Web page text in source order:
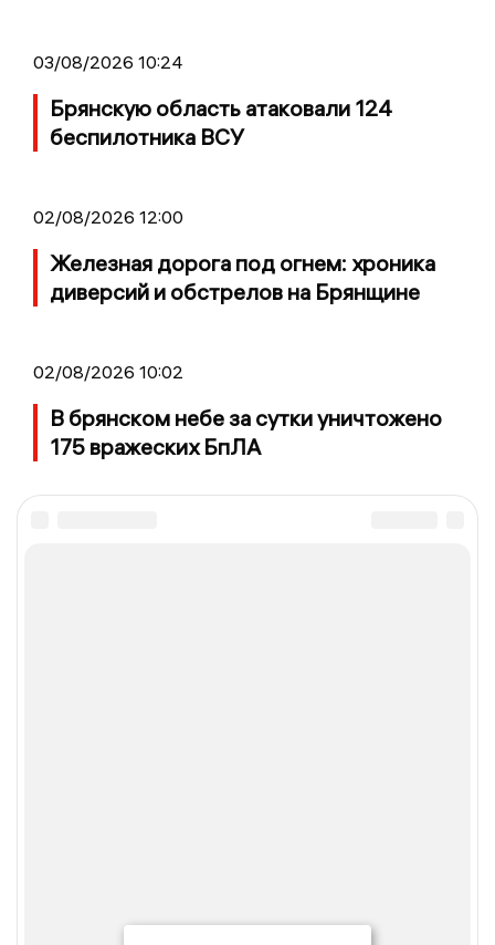
03/08/2026 10:24
Брянскую область атаковали 124
беспилотника ВСУ
02/08/2026 12:00
Железная дорога под огнем: хроника
диверсий и обстрелов на Брянщине
02/08/2026 10:02
В брянском небе за сутки уничтожено
175 вражеских БпЛА